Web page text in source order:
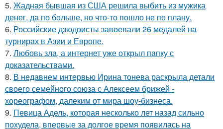
5. Жадная бывшая из США решила выбить из мужика
денег, да по больше, но что-то пошло не по плану.
6. Российские дзюдоисты завоевали 26 медалей на
турнирах в Азии и Европе.
7. Любовь зла, а интернет уже открыл папку с
доказательствами.
8. В недавнем интервью Ирина тонева раскрыла детали
своего семейного союза с Алексеем брижей -
хореографом, далеким от мира шоу-бизнеса.
9. Певица Адель, которая несколько лет назад сильно
похудела, впервые за долгое время появилась на